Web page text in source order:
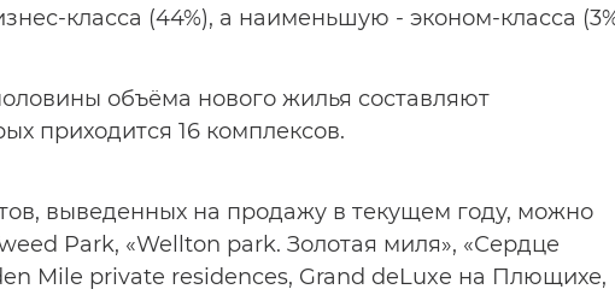
класса (44%), а наименьшую - эконом-класса
объёма нового жилья составляют
приходится 16 комплексов.
выведенных на продажу в текущем году, можно
Park, «Wellton park. Золотая миля», «Сердце
Mile private residences, Grand deLuxe на Плющихе,